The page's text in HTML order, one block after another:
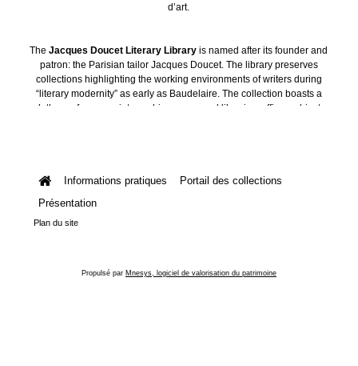
d’art.
TheJacques Doucet Literary Library is named after its founder and
patron: the Parisian tailor Jacques Doucet. The library preserves
collections highlighting the working environments of writers during
“literary modernity” as early as Baudelaire. The collection boasts a
plethora of manuscripts, archives, personal libraries, offices, objects
Informations pratiques
Portail des collections
Présentation
Plan du site
Propulsé par Mnesys, logiciel de valorisation du patrimoine